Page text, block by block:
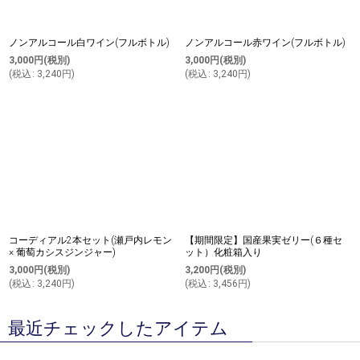
ノンアルコール白ワイン(フルボトル)
3,000円 (税別)
(税込 : 3,240 円)
ノンアルコール赤ワイン(フルボトル)
3,000円 (税別)
(税込 : 3,240 円)
コーディアル2本セット(瀬戸内レモン
× 葡萄カシスジンジャー)
3,000円 (税別)
(税込 : 3,240 円)
【期間限定】国産果実ゼリー(６種セ
ット）化粧箱入り
3,200円 (税別)
(税込 : 3,456 円)
最近チェックしたアイテム